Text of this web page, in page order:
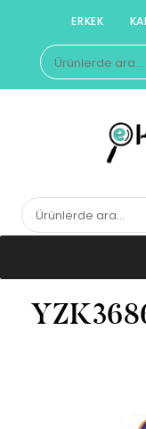
content
ERKEK
Ara:
E-
Herkesin Kuyumcusu
Ara: